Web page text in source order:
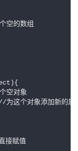
空的数组
空对象
这个对象添加新的属
接赋值